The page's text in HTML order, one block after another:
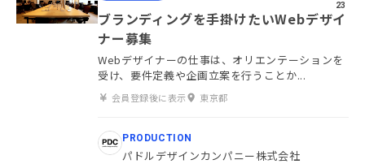
23
ブランディングを手掛けたいWebデザイ
ナー募集
Webデザイナーの仕事は、オリエンテーションを
受け、要件定義や企画立案を行うことか...
会員登録後に表示 東京都
PRODUCTION
パドルデザインカンパニー株式会社